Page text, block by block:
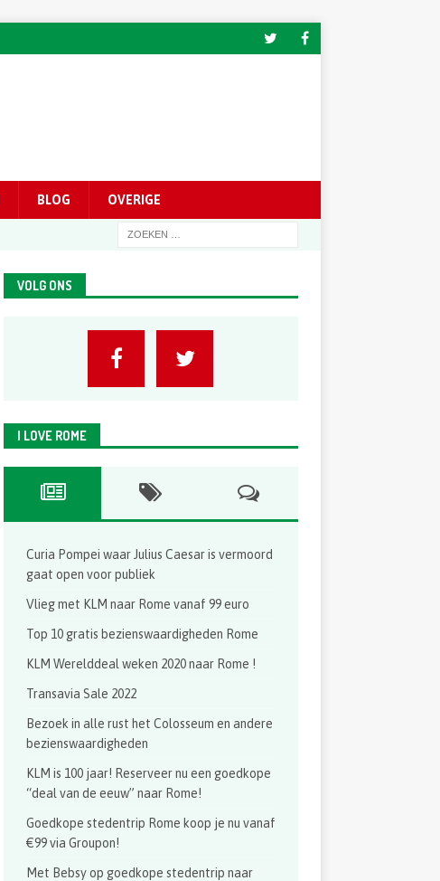
BLOG OVERIGE
VOLG ONS
I LOVE ROME
Curia Pompei waar Julius Caesar is vermoord
gaat open voor publiek
Vlieg met KLM naar Rome vanaf 99 euro
Top 10 gratis bezienswaardigheden Rome
KLM Werelddeal weken 2020 naar Rome !
Transavia Sale 2022
Bezoek in alle rust het Colosseum en andere
bezienswaardigheden
KLM is 100 jaar! Reserveer nu een goedkope
“deal van de eeuw” naar Rome!
Goedkope stedentrip Rome koop je nu vanaf
€99 via Groupon!
Met Bebsy op goedkope stedentrip naar